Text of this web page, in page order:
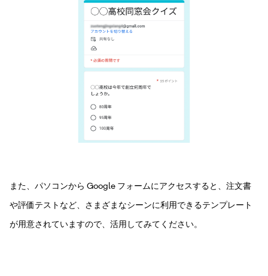
また、パソコンから Google フォームにアクセスすると、注文書
や評価テストなど、さまざまなシーンに利用できるテンプレート
が用意されていますので、活用してみてください。